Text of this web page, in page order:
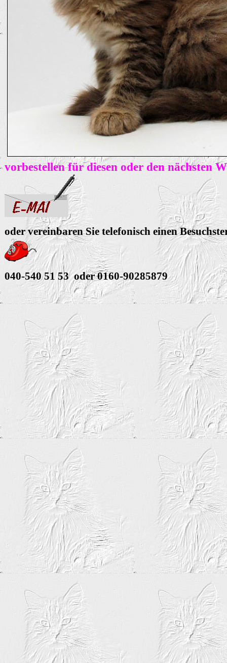
vorbestellen für diesen oder den nächsten
oder vereinbaren Sie telefonisch einen
040-540 51 53 oder 0160-90285879